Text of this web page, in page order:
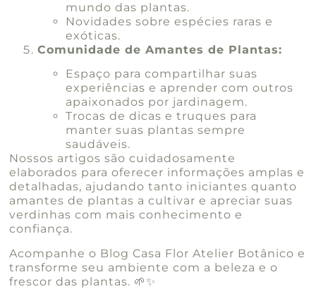
mundo das plantas.
Novidades sobre espécies raras e
exóticas.
Comunidade de Amantes de Plantas:
Espaço para compartilhar suas
experiências e aprender com outros
apaixonados por jardinagem.
Trocas de dicas e truques para
manter suas plantas sempre
saudáveis.
Nossos artigos são cuidadosamente
elaborados para oferecer informações amplas e
detalhadas, ajudando tanto iniciantes quanto
amantes de plantas a cultivar e apreciar suas
verdinhas com mais conhecimento e
confiança.
Acompanhe o Blog Casa Flor Atelier Botânico e
transforme seu ambiente com a beleza e o
frescor das plantas. 🌱✨